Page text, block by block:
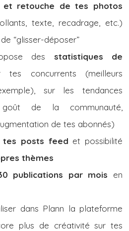
et retouche de tes photos
texte, recadrage, etc.)
“glisser-déposer”
des statistiques de
tes concurrents (meilleurs
sur les tendances
goût de la communauté,
de tes abonnés)
tes posts feed et possibilité
thèmes
publications par mois en
dans Plann la plateforme
plus de créativité sur tes